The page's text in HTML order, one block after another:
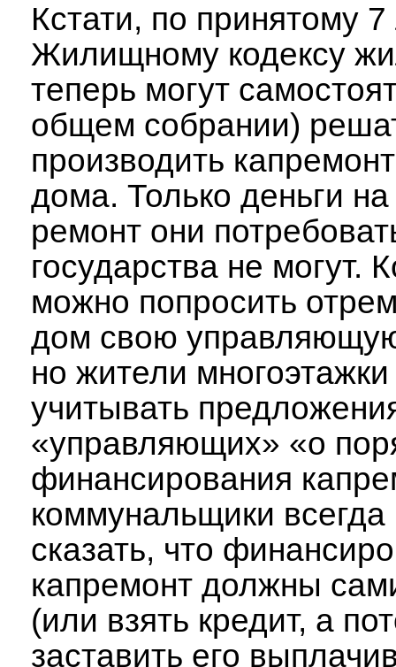
Кстати, по принятому
Жилищному кодексу
теперь могут
общем собрании)
производить
дома. Только деньги на
ремонт они
государства не могут.
можно попросить
дом свою
но жители
учитывать
«управляющих» «о
финансирования
коммунальщики всегда
сказать, что
капремонт должны
(или взять кредит, а
заставить его